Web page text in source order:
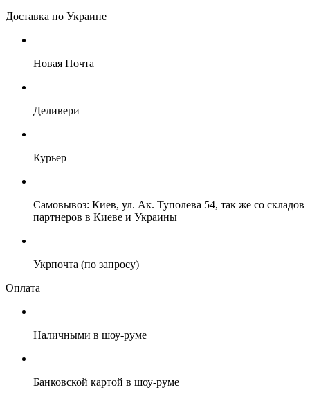
Доставка по Украине
Новая Почта
Деливери
Курьер
Самовывоз: Киев, ул. Ак. Туполева 54, так же со складов
партнеров в Киеве и Украины
Укрпочта (по запросу)
Оплата
Наличными в шоу-руме
Банковской картой в шоу-руме